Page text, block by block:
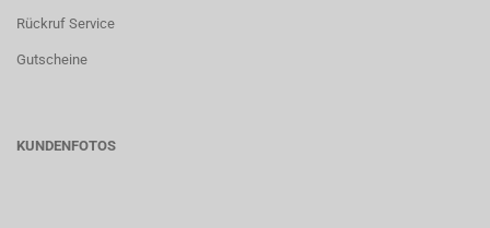
Rückruf Service
Gutscheine
KUNDENFOTOS